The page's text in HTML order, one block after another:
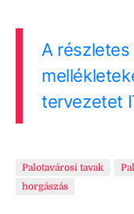
A részletes
tervezetet
Palotavárosi tavak
horgászás